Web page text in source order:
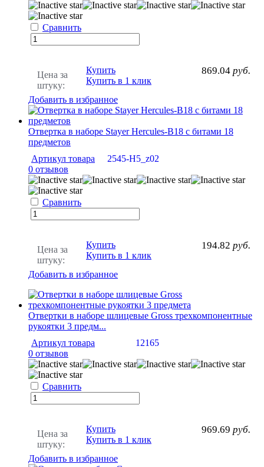
Сравнить
Цена за
штуку:
869.04 руб.
Купить
Купить в 1 клик
Добавить в избранное
Отвертка в наборе Stayer Hercules-B18 с битами 18
предметов
Артикул товара
2545-H5_z02
0 отзывов
Сравнить
Цена за
штуку:
194.82 руб.
Купить
Купить в 1 клик
Добавить в избранное
Отвертки в наборе шлицевые Gross трехкомпонентные
рукоятки 3 предм...
Артикул товара
12165
0 отзывов
Сравнить
Цена за
штуку:
969.69 руб.
Купить
Купить в 1 клик
Добавить в избранное